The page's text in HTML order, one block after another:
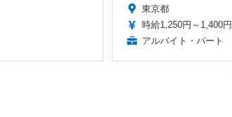
東京都
時給1,250円～1,400円
アルバイト・パート